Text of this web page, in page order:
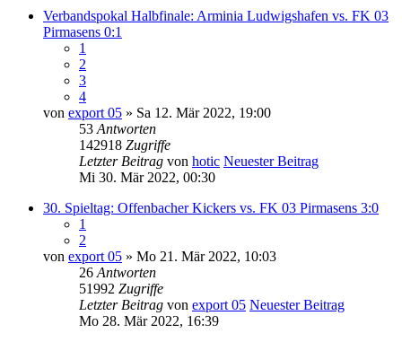
Verbandspokal Halbfinale: Arminia Ludwigshafen vs. FK 03
Pirmasens 0:1
1
2
3
4
von export 05 » Sa 12. Mär 2022, 19:00
53 Antworten
142918 Zugriffe
Letzter Beitrag von hotic Neuester Beitrag
Mi 30. Mär 2022, 00:30
30. Spieltag: Offenbacher Kickers vs. FK 03 Pirmasens 3:0
1
2
von export 05 » Mo 21. Mär 2022, 10:03
26 Antworten
51992 Zugriffe
Letzter Beitrag von export 05 Neuester Beitrag
Mo 28. Mär 2022, 16:39